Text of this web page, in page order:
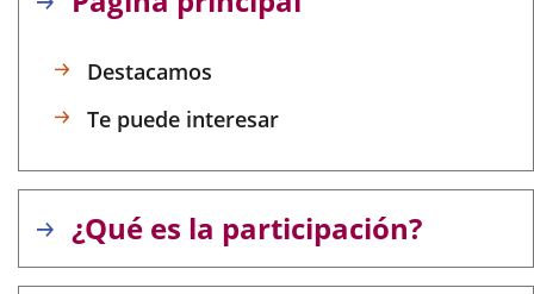
Destacamos
Te puede interesar
¿Qué es la participación?